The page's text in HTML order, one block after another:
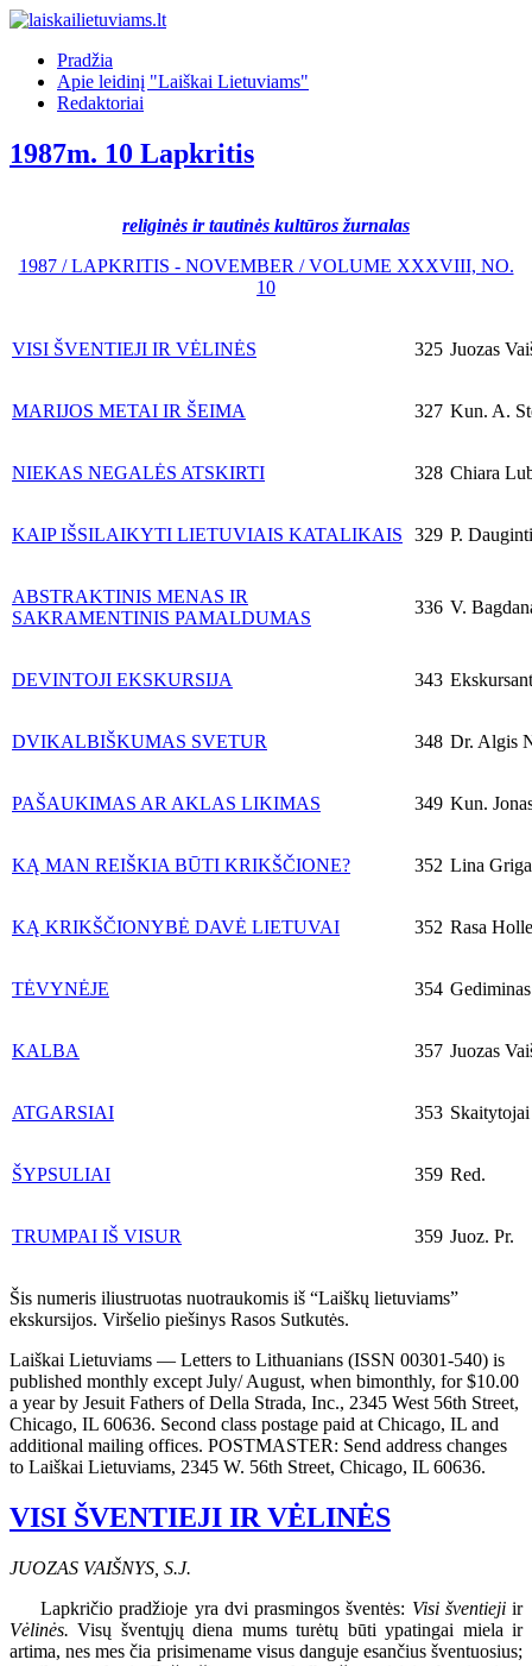
Pradžia
Apie leidinį "Laiškai Lietuviams"
Redaktoriai
1987m. 10 Lapkritis
religinės ir tautinės kultūros žurnalas
1987 / LAPKRITIS - NOVEMBER / VOLUME XXXVIII, NO.
10
VISI ŠVENTIEJI IR VĖLINĖS 325 Juozas
MARIJOS METAI IR ŠEIMA 327 Kun. A.
NIEKAS NEGALĖS ATSKIRTI 328 Chiara
KAIP IŠSILAIKYTI LIETUVIAIS KATALIKAIS 329 P.
ABSTRAKTINIS MENAS IR
SAKRAMENTINIS PAMALDUMAS
336 V.
DEVINTOJI EKSKURSIJA 343
DVIKALBIŠKUMAS SVETUR 348 Dr. Algis
PAŠAUKIMAS AR AKLAS LIKIMAS 349 Kun.
KĄ MAN REIŠKIA BŪTI KRIKŠČIONE? 352 Lina
KĄ KRIKŠČIONYBĖ DAVĖ LIETUVAI 352 Rasa
TĖVYNĖJE 354
KALBA 357 Juozas
ATGARSIAI 353 Skaitytojai
ŠYPSULIAI 359 Red.
TRUMPAI IŠ VISUR 359 Juoz. Pr.
Šis numeris iliustruotas nuotraukomis iš “Laiškų lietuviams”
ekskursijos. Viršelio piešinys Rasos Sutkutės.
Laiškai Lietuviams — Letters to Lithuanians (ISSN 00301-540) is
published monthly except July/ August, when bimonthly, for $10.00
a year by Jesuit Fathers of Della Strada, Inc., 2345 West 56th Street,
Chicago, IL 60636. Second class postage paid at Chicago, IL and
additional mailing offices. POSTMASTER: Send address changes
to Laiškai Lietuviams, 2345 W. 56th Street, Chicago, IL 60636.
VISI ŠVENTIEJI IR VĖLINĖS
JUOZAS VAIŠNYS, S.J.
Lapkričio pradžioje yra dvi prasmingos šventės: Visi šventiejiir
Vėlinės.Visų šventųjų diena mums turėtų būti ypatingai miela ir
artima, nes mes čia prisimename visus danguje esančius šventuosius;